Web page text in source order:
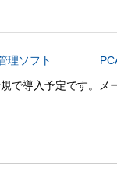
理ソフト
規で導入予定です。